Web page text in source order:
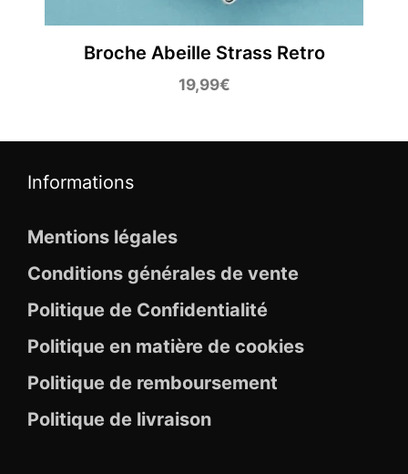
Broche Abeille Strass Retro
19,99€
Informations
Mentions légales
Conditions générales de vente
Politique de Confidentialité
Politique en matière de cookies
Politique de remboursement
Politique de livraison